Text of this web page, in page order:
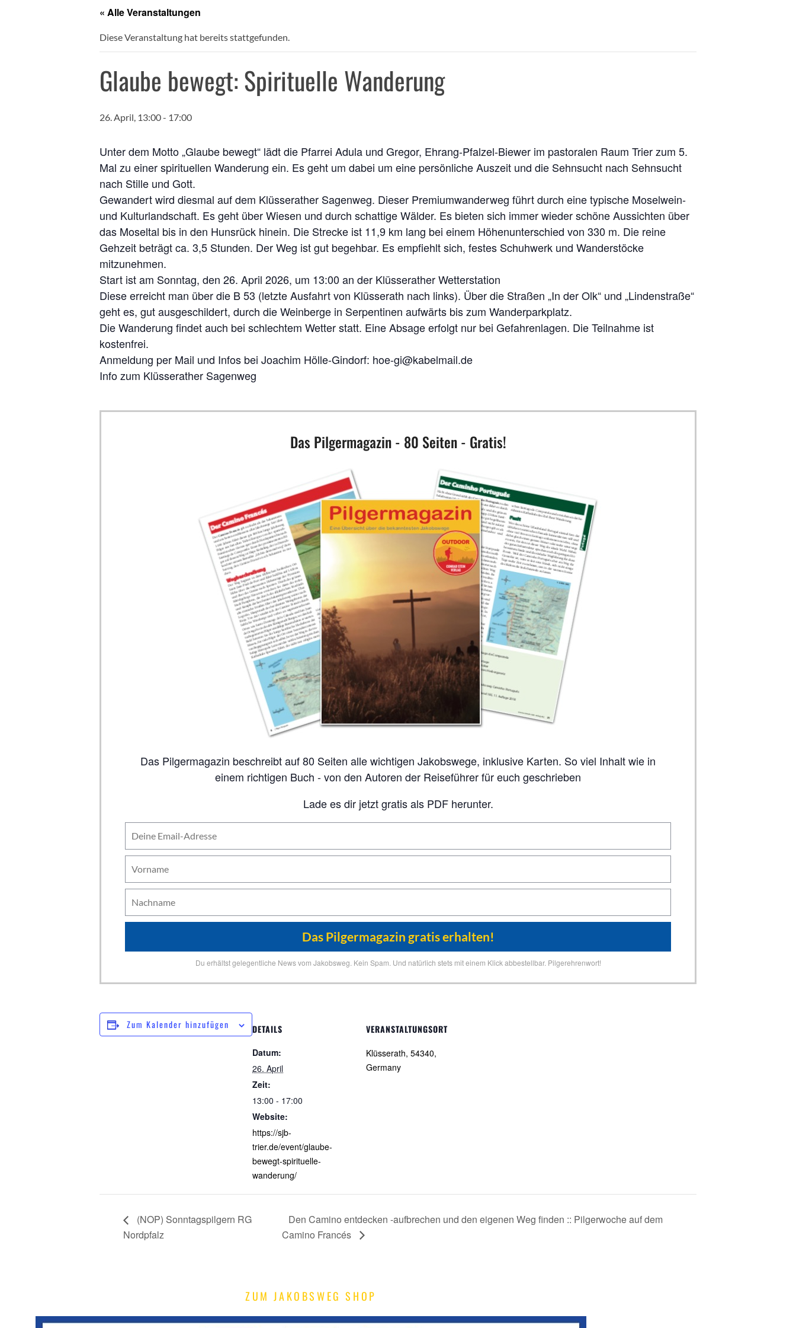
« Alle Veranstaltungen
Diese Veranstaltung hat bereits stattgefunden.
Glaube bewegt: Spirituelle Wanderung
26. April, 13:00- 17:00
Unter dem Motto „Glaube bewegt“ lädt die Pfarrei Adula und Gregor, Ehrang-Pfalzel-Biewer im pastoralen Raum Trier zum 5.
Mal zu einer spirituellen Wanderung ein. Es geht um dabei um eine persönliche Auszeit und die Sehnsucht nach Sehnsucht
nach Stille und Gott.
Gewandert wird diesmal auf dem Klüsserather Sagenweg. Dieser Premiumwanderweg führt durch eine typische Moselwein-
und Kulturlandschaft. Es geht über Wiesen und durch schattige Wälder. Es bieten sich immer wieder schöne Aussichten über
das Moseltal bis in den Hunsrück hinein. Die Strecke ist 11,9 km lang bei einem Höhenunterschied von 330 m. Die reine
Gehzeit beträgt ca. 3,5 Stunden. Der Weg ist gut begehbar. Es empfiehlt sich, festes Schuhwerk und Wanderstöcke
mitzunehmen.
Start ist am Sonntag, den 26. April 2026, um 13:00 an der Klüsserather Wetterstation
Diese erreicht man über die B 53 (letzte Ausfahrt von Klüsserath nach links). Über die Straßen „In der Olk“ und „Lindenstraße“
geht es, gut ausgeschildert, durch die Weinberge in Serpentinen aufwärts bis zum Wanderparkplatz.
Die Wanderung findet auch bei schlechtem Wetter statt. Eine Absage erfolgt nur bei Gefahrenlagen. Die Teilnahme ist
kostenfrei.
Anmeldung per Mail und Infos bei Joachim Hölle-Gindorf: hoe-gi@kabelmail.de
Info zum Klüsserather Sagenweg
Das Pilgermagazin - 80 Seiten - Gratis!
Das Pilgermagazin beschreibt auf 80 Seiten alle wichtigen Jakobswege, inklusive Karten. So viel Inhalt wie in
einem richtigen Buch - von den Autoren der Reiseführer für euch geschrieben
Lade es dir jetzt gratis als PDF herunter.
Du erhältst gelegentliche News vom Jakobsweg. Kein Spam. Und natürlich stets mit einem Klick abbestellbar. Pilgerehrenwort!
Zum Kalender hinzufügen DETAILS
Datum:
26. April
Zeit:
13:00 - 17:00
Website:
https://sjb-
trier.de/event/glaube-
bewegt-spirituelle-
wanderung/
VERANSTALTUNGSORT
Klüsserath, 54340,
Germany
(NOP) Sonntagspilgern RG
Nordpfalz
Den Camino entdecken -aufbrechen und den eigenen Weg finden :: Pilgerwoche auf dem
Camino Francés
ZUM JAKOBSWEG SHOP